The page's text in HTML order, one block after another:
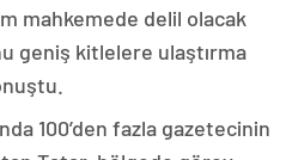
mahkemede delil olacak
geniş kitlelere ulaştırma
100’den fazla gazetecinin